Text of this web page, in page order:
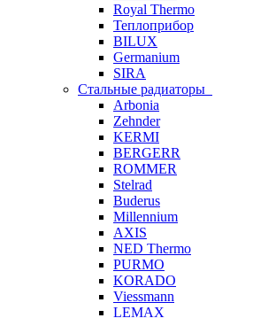
Royal Thermo
Теплоприбор
BILUX
Germanium
SIRA
Стальные радиаторы
Arbonia
Zehnder
KERMI
BERGERR
ROMMER
Stelrad
Buderus
Millennium
AXIS
NED Thermo
PURMO
KORADO
Viessmann
LEMAX